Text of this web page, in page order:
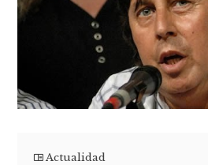
Actualidad